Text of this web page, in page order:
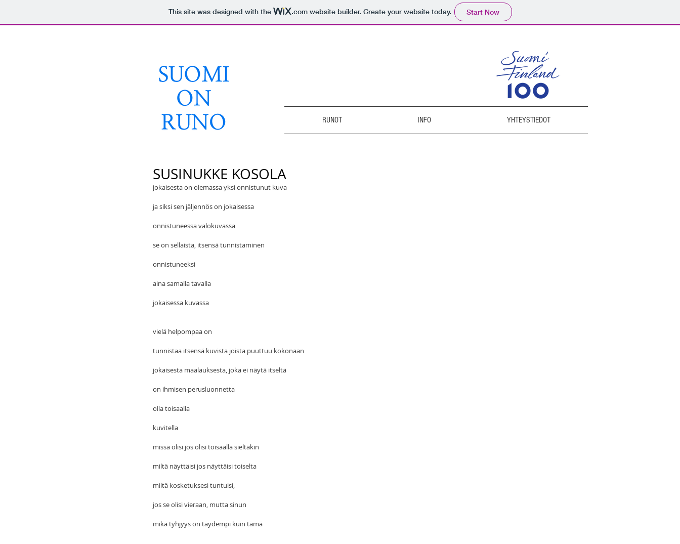
This site was designed with the .comwebsite builder. Create your website today. Start Now
RUNOT INFO YHTEYSTIEDOT
SUSINUKKE KOSOLA
jokaisesta on olemassa yksi onnistunut kuva
ja siksi sen jäljennös on jokaisessa
onnistuneessa valokuvassa
se on sellaista, itsensä tunnistaminen
onnistuneeksi
aina samalla tavalla
jokaisessa kuvassa
vielä helpompaa on
tunnistaa itsensä kuvista joista puuttuu kokonaan
jokaisesta maalauksesta, joka ei näytä itseltä
on ihmisen perusluonnetta
olla toisaalla
kuvitella
missä olisi jos olisi toisaalla sieltäkin
miltä näyttäisi jos näyttäisi toiselta
miltä kosketuksesi tuntuisi,
jos se olisi vieraan, mutta sinun
mikä tyhjyys on täydempi kuin tämä